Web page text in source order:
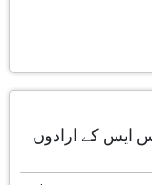
ایس کے ارادوں